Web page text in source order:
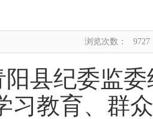
浏览次数： 9727
阳县纪委监
习教育、群